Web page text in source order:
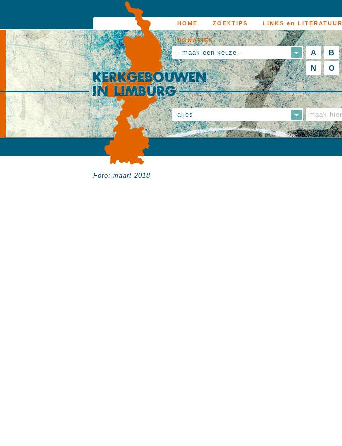
HOME ZOEKTIPS LINKS en LITERATUUR
DONATIES
- maak een keuze - A B
N
O
alles
Foto: maart 2018